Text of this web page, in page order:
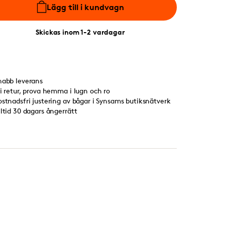
Lägg till i kundvagn
Skickas inom 1-2 vardagar
leverans
retur, prova hemma i lugn och ro
justering av bågar i Synsams butiksnätverk
30 dagars ångerrätt